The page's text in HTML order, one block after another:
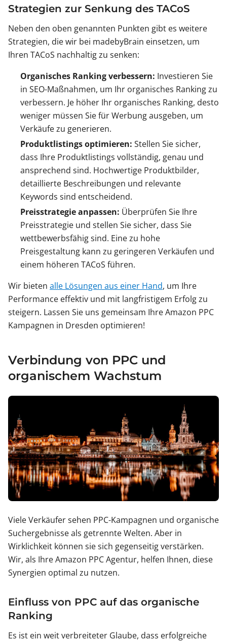
Strategien zur Senkung des TACoS
Neben den oben genannten Punkten gibt es weitere
Strategien, die wir bei madebyBrain einsetzen, um
Ihren TACoS nachhaltig zu senken:
Organisches Ranking verbessern: Investieren Sie
in SEO-Maßnahmen, um Ihr organisches Ranking zu
verbessern. Je höher Ihr organisches Ranking, desto
weniger müssen Sie für Werbung ausgeben, um
Verkäufe zu generieren.
Produktlistings optimieren: Stellen Sie sicher,
dass Ihre Produktlistings vollständig, genau und
ansprechend sind. Hochwertige Produktbilder,
detaillierte Beschreibungen und relevante
Keywords sind entscheidend.
Preisstrategie anpassen: Überprüfen Sie Ihre
Preisstrategie und stellen Sie sicher, dass Sie
wettbewerbsfähig sind. Eine zu hohe
Preisgestaltung kann zu geringeren Verkäufen und
einem höheren TACoS führen.
Wir bieten alle Lösungen aus einer Hand, um Ihre
Performance effektiv und mit langfristigem Erfolg zu
steigern. Lassen Sie uns gemeinsam Ihre Amazon PPC
Kampagnen in Dresden optimieren!
Verbindung von PPC und
organischem Wachstum
Viele Verkäufer sehen PPC-Kampagnen und organische
Suchergebnisse als getrennte Welten. Aber in
Wirklichkeit können sie sich gegenseitig verstärken.
Wir, als Ihre Amazon PPC Agentur, helfen Ihnen, diese
Synergien optimal zu nutzen.
Einfluss von PPC auf das organische
Ranking
Es ist ein weit verbreiteter Glaube, dass erfolgreiche